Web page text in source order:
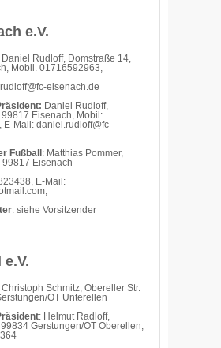
e.V.
Daniel Rudloff, Domstraße 14,
Mobil. 01716592963,
eisenach.de
Daniel Rudloff,
99817 Eisenach, Mobil:
E-Mail: daniel.rudloff@fc-
Fußball : Matthias Pommer,
99817 Eisenach
E-Mail:
: siehe Vorsitzender
e.V.
Christoph Schmitz, Obereller Str.
OT Unterellen
: Helmut Radloff,
Gerstungen/OT Oberellen,